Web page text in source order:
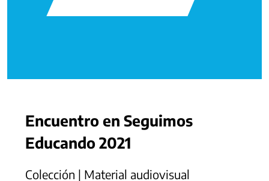
Encuentro en Seguimos
Educando 2021
Colección | Material audiovisual